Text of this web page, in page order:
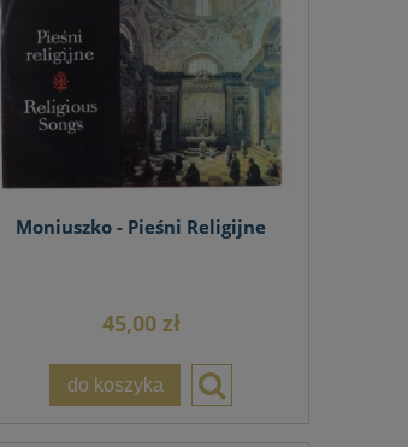
Moniuszko - Pieśni Religijne
45,00 zł
do koszyka